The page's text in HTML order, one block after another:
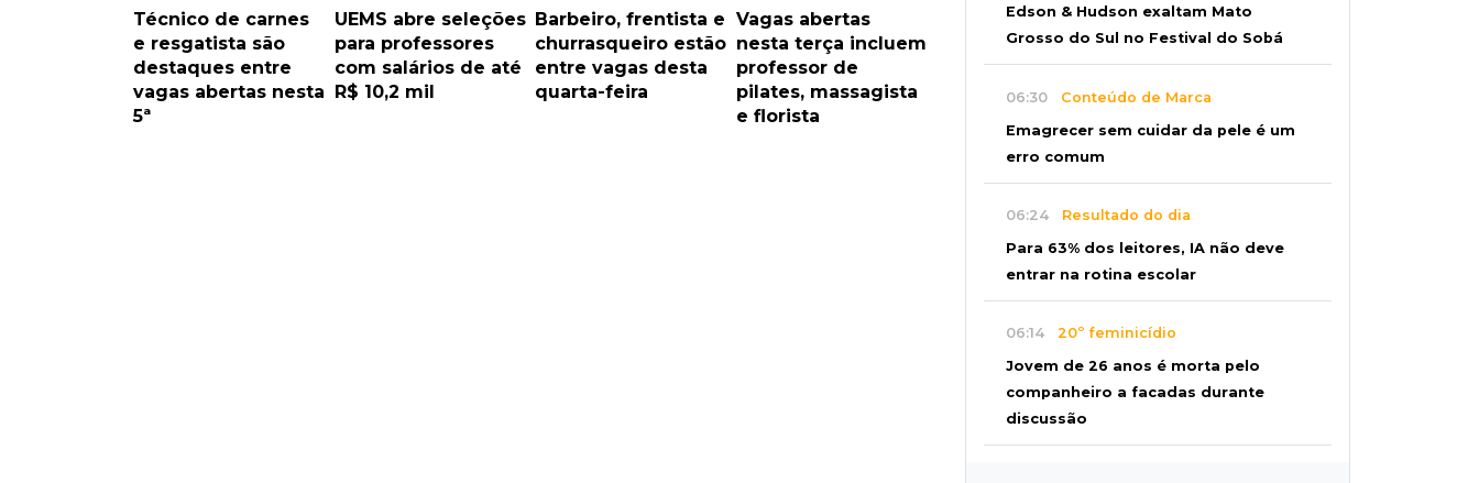
Técnico de carnes
e resgatista são
destaques entre
vagas abertas nesta
5ª
UEMS abre seleções
para professores
com salários de até
R$ 10,2 mil
Barbeiro, frentista e
churrasqueiro estão
entre vagas desta
quarta-feira
Vagas abertas
nesta terça incluem
professor de
pilates, massagista
e florista
Edson & Hudson exaltam Mato
Grosso do Sul no Festival do Sobá
06:30 Conteúdo de Marca
Emagrecer sem cuidar da pele é um
erro comum
06:24 Resultado do dia
Para 63% dos leitores, IA não deve
entrar na rotina escolar
06:14 20º feminicídio
Jovem de 26 anos é morta pelo
companheiro a facadas durante
discussão